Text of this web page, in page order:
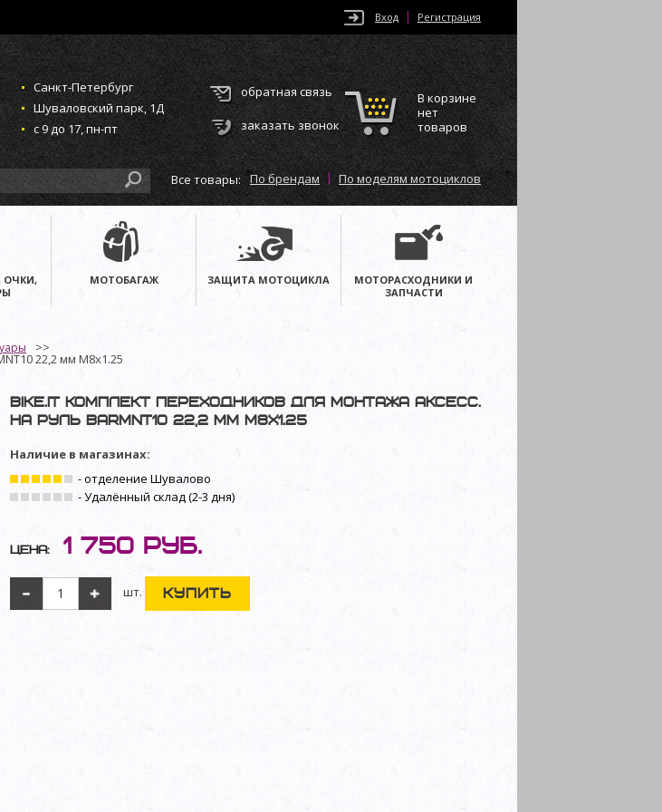
Вход Регистрация
Санкт-Петербург
Шуваловский парк, 1Д
с 9 до 17, пн-пт
обратная связь
заказать звонок
В корзине
нет
товаров
Все товары: По брендам По моделям мотоциклов
МОТОБАГАЖ ЗАЩИТА МОТОЦИКЛА
МОТОРАСХОДНИКИ И
ЗАПЧАСТИ
22,2 мм M8x1.25
Bike.It комплект переходников для монтажа аксесс.
на руль BARMNT10 22,2 мм M8x1.25
Наличие в магазинах:
- отделение Шувалово
- Удалённый склад (2-3 дня)
Цена: 1 750 руб.
шт.